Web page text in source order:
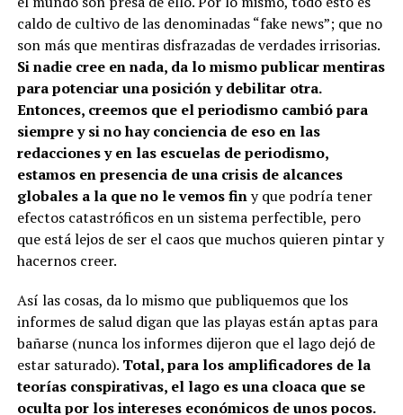
caldo de cultivo de las denominadas “fake news”; que no
son más que mentiras disfrazadas de verdades irrisorias.
Si nadie cree en nada, da lo mismo publicar mentiras
para potenciar una posición y debilitar otra.
Entonces, creemos que el periodismo cambió para
siempre y si no hay conciencia de eso en las
redacciones y en las escuelas de periodismo,
estamos en presencia de una crisis de alcances
globales a la que no le vemos finy que podría tener
efectos catastróficos en un sistema perfectible, pero
que está lejos de ser el caos que muchos quieren pintar y
hacernos creer.
Así las cosas, da lo mismo que publiquemos que los
informes de salud digan que las playas están aptas para
bañarse (nunca los informes dijeron que el lago dejó de
estar saturado). Total, para los amplificadores de la
teorías conspirativas, el lago es una cloaca que se
oculta por los intereses económicos de unos pocos.